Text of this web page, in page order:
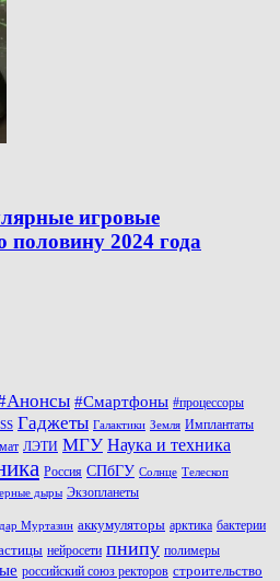
игровые
половину 2024 года
#Смартфоны #процессоры
Гаджеты Галактики Земля Имплантаты
ЛЭТИ МГУ Наука и техника
Россия СПбГУ Солнце Телескоп
дыры Экзопланеты
Муртазин аккумуляторы арктика бактерии
нейросети пнипу полимеры
российский союз ректоров строительство